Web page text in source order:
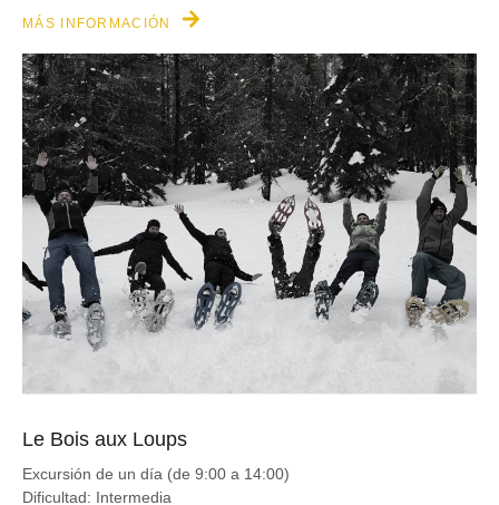
MÁS INFORMACIÓN
Le Bois aux Loups
Excursión de un día (de 9:00 a 14:00)
Dificultad: Intermedia